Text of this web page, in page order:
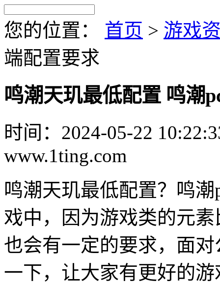
您的位置： 首页 > 游戏
端配置要求
鸣潮天玑最低配置 鸣潮
时间：2024-05-22
www.1ting.com
鸣潮天玑最低配置？鸣
戏中，因为游戏类的元
也会有一定的要求，面
一下，让大家有更好的